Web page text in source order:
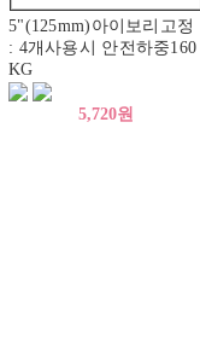
5"(125mm)아이보리고정
: 4개사용시 안전하중160
KG
5,720원